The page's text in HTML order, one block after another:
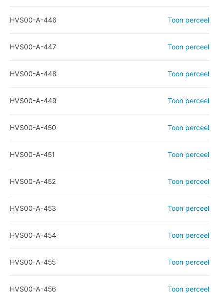
HVS00-A-446 Toon perceel
HVS00-A-447 Toon perceel
HVS00-A-448 Toon perceel
HVS00-A-449 Toon perceel
HVS00-A-450 Toon perceel
HVS00-A-451 Toon perceel
HVS00-A-452 Toon perceel
HVS00-A-453 Toon perceel
HVS00-A-454 Toon perceel
HVS00-A-455 Toon perceel
HVS00-A-456 Toon perceel